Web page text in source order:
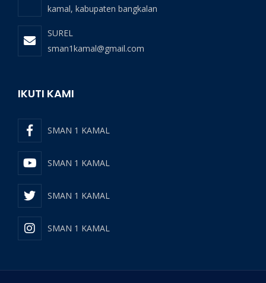
kamal, kabupaten bangkalan
SUREL
sman1kamal@gmail.com
IKUTI KAMI
SMAN 1 KAMAL
SMAN 1 KAMAL
SMAN 1 KAMAL
SMAN 1 KAMAL